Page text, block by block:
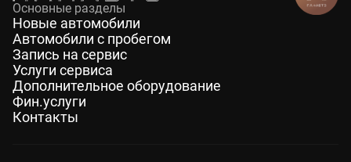
Основные разделы
Новые автомобили
Автомобили с пробегом
Запись на сервис
Услуги сервиса
Дополнительное оборудование
Фин.услуги
Контакты